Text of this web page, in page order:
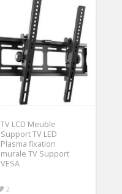
TV LCD Meuble
Support TV LED
Plasma fixation
murale TV Support
VESA
2